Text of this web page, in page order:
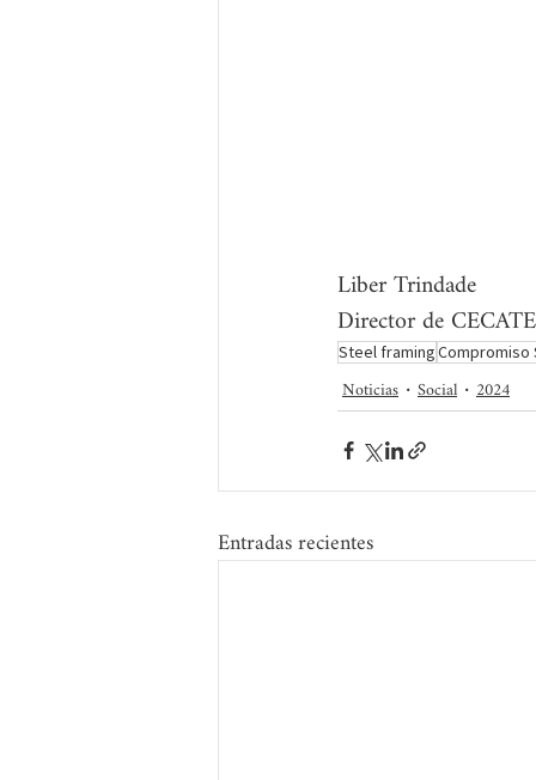
Liber Trindade
Director de
Steel framingCompromiso
Noticias Social 2024
Entradas recientes